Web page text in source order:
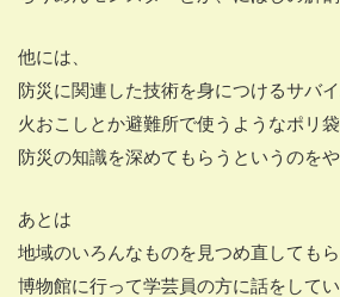
他には、
防災に関連した技術を身につけるサバイ
火おこしとか避難所で使うようなポリ
防災の知識を深めてもらうというのをや
あとは
地域のいろんなものを見つめ直しても
博物館に行って学芸員の方に話をしてい